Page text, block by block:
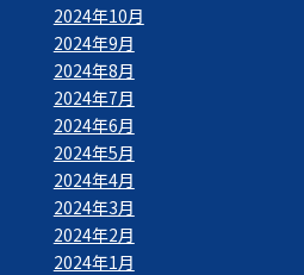
2024年10月
2024年9月
2024年8月
2024年7月
2024年6月
2024年5月
2024年4月
2024年3月
2024年2月
2024年1月